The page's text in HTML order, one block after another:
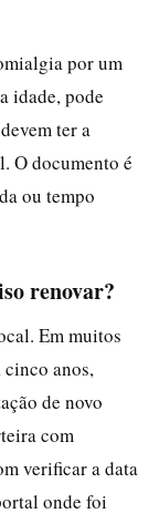
por um
idade, pode
ter a
O documento é
ou tempo
renovar?
Em muitos
anos,
de novo
com
verificar a data
onde foi